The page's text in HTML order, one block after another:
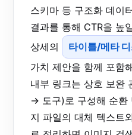
스키마 등 구조화 데이
결과를 통해 CTR을 높
상세의
타이틀/메타
가치 제안을 함께 포함
내부 링크는 상호 보완
→ 도구)로 구성해 순환
지 파일의 대체 텍스트